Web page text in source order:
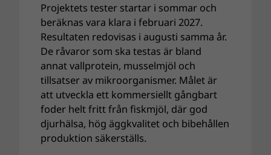
Projektets tester startar i sommar och
beräknas vara klara i februari 2027.
Resultaten redovisas i augusti samma år.
De råvaror som ska testas är bland
annat vallprotein, musselmjöl och
tillsatser av mikroorganismer. Målet är
att utveckla ett kommersiellt gångbart
foder helt fritt från fiskmjöl, där god
djurhälsa, hög äggkvalitet och bibehållen
produktion säkerställs.